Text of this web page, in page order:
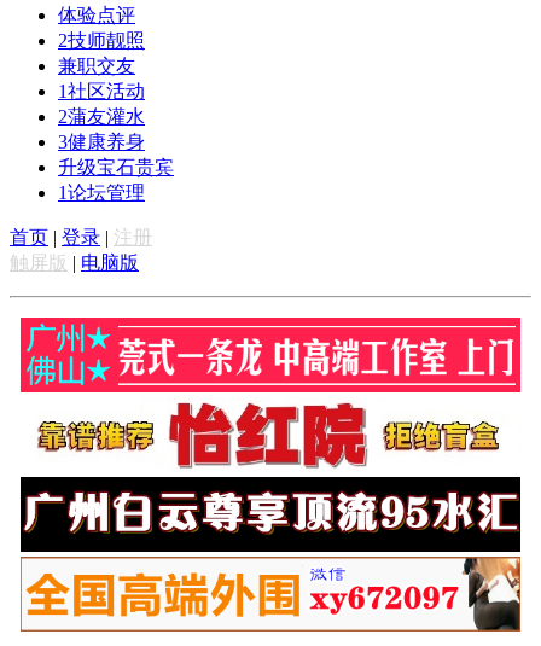
体验点评
2技师靓照
兼职交友
1社区活动
2蒲友灌水
3健康养身
升级宝石贵宾
1论坛管理
首页 | 登录 | 注册
触屏版 | 电脑版